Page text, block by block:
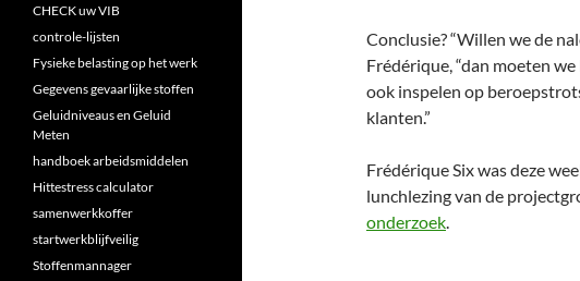
Conclusie? “Willen we de
Frédérique, “dan moeten
ook inspelen op
klanten.”
Frédérique Six was deze
lunchlezing van de
onderzoek.
CHECK uw VIB
controle-lijsten
Fysieke belasting op het werk
Gegevens gevaarlijke stoffen
Geluidniveaus en Geluid
Meten
handboek arbeidsmiddelen
Hittestress calculator
samenwerkkoffer
startwerkblijfveilig
Stoffenmannager